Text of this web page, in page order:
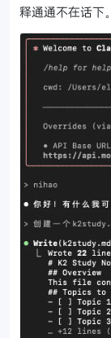
释通通不在话下。